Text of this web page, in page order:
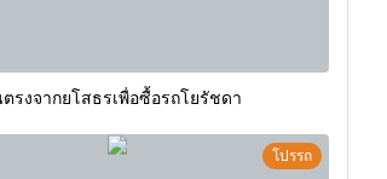
รงจากยโสธรเพื่อซื้อรถโยรัชดา
โปรรถ